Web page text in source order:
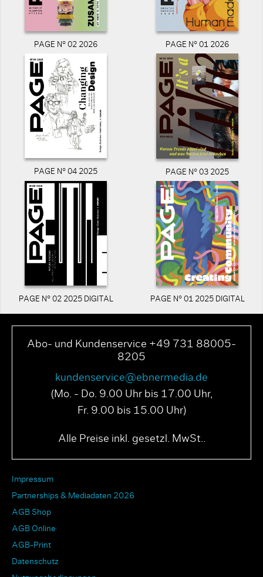
PAGE N° 02 2026 PAGE N° 01 2026
PAGE N° 04 2025 PAGE N° 03 2025
PAGE N° 02 2025 DIGITAL PAGE N° 01 2025 DIGITAL
Abo- und Kundenservice +49 731 88005-
8205
kundenservice@ebnermedia.de
(Mo. - Do. 9.00 Uhr bis 17.00 Uhr,
Fr. 9.00 bis 15.00 Uhr)
Alle Preise inkl. gesetzl. MwSt..
Impressum
Partnerships & Mediadaten 2026
AGB Shop
AGB Online
AGB-Print
Datenschutz